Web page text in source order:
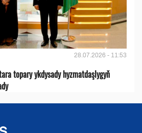
28.07.2026 - 11:53
topary ykdysady hyzmatdaşlygyň